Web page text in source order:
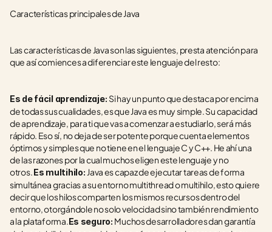
Características principales de Java
Las características de Java son las siguientes, presta atención para
que así comiences a diferenciar este lenguaje del resto:
Es de fácil aprendizaje: Si hay un punto que destaca por encima
de todas sus cualidades, es que Java es muy simple. Su capacidad
de aprendizaje, para ti que vas a comenzar a estudiarlo, será más
rápido. Eso sí, no deja de ser potente porque cuenta elementos
óptimos y simples que no tiene en el lenguaje C y C++. He ahí una
de las razones por la cual muchos eligen este lenguaje y no
otros. Es multihilo: Java es capaz de ejecutar tareas de forma
simultánea gracias a su entorno multithread o multihilo, esto quiere
decir que los hilos comparten los mismos recursos dentro del
entorno, otorgándole no solo velocidad sino también rendimiento
a la plataforma.Es seguro: Muchos desarrolladores dan garantía